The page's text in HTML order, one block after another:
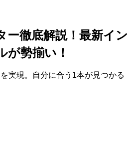
ー徹底解説！最新イン
が勢揃い！
実現。自分に合う1本が見つかる